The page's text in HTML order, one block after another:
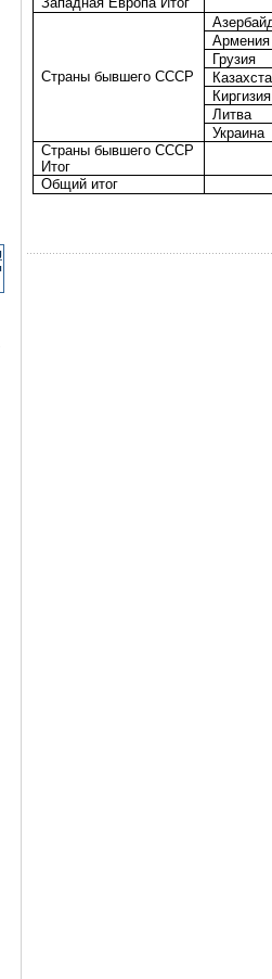
Страны бывшего СССР
Армения
Грузия
Киргизия
Литва
Украина
Страны бывшего СССР
Итог
Общий итог